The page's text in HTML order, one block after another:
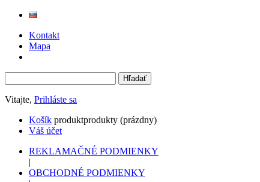
Kontakt
Mapa
Vitajte, Prihláste sa
Košík produktprodukty (prázdny)
Váš účet
REKLAMAČNÉ PODMIENKY
|
OBCHODNÉ PODMIENKY